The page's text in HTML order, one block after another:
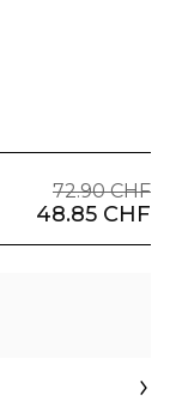
72.90 CHF
48.85 CHF